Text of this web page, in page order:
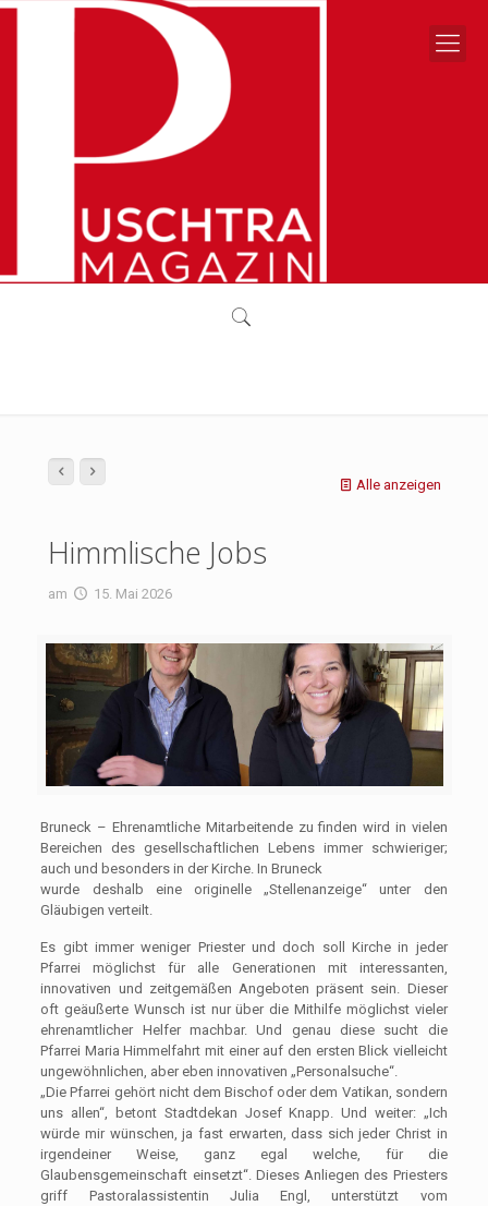
Alle anzeigen
Himmlische Jobs
am 15. Mai 2026
Bruneck – Ehrenamtliche Mitarbeitende zu finden wird in vielen
Bereichen des gesellschaftlichen Lebens immer schwieriger;
auch und besonders in der Kirche. In Bruneck
wurde deshalb eine originelle „Stellenanzeige“ unter den
Gläubigen verteilt.
Es gibt immer weniger Priester und doch soll Kirche in jeder
Pfarrei möglichst für alle Generationen mit interessanten,
innovativen und zeitgemäßen Angeboten präsent sein. Dieser
oft geäußerte Wunsch ist nur über die Mithilfe möglichst vieler
ehrenamtlicher Helfer machbar. Und genau diese sucht die
Pfarrei Maria Himmelfahrt mit einer auf den ersten Blick vielleicht
ungewöhnlichen, aber eben innovativen „Personalsuche“.
„Die Pfarrei gehört nicht dem Bischof oder dem Vatikan, sondern
uns allen“, betont Stadtdekan Josef Knapp. Und weiter: „Ich
würde mir wünschen, ja fast erwarten, dass sich jeder Christ in
irgendeiner Weise, ganz egal welche, für die
Glaubensgemeinschaft einsetzt“. Dieses Anliegen des Priesters
griff Pastoralassistentin Julia Engl, unterstützt vom